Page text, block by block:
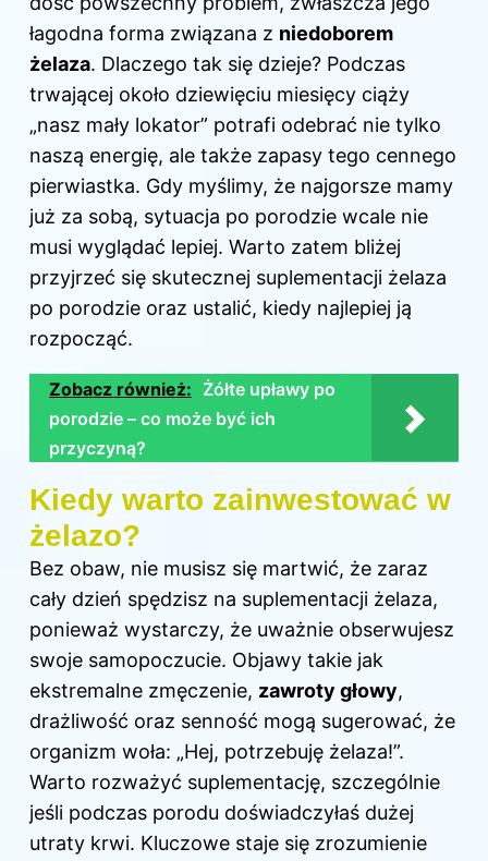
łagodna forma związana z niedoborem
żelaza. Dlaczego tak się dzieje? Podczas
trwającej około dziewięciu miesięcy ciąży
„nasz mały lokator” potrafi odebrać nie tylko
naszą energię, ale także zapasy tego cennego
pierwiastka. Gdy myślimy, że najgorsze mamy
już za sobą, sytuacja po porodzie wcale nie
musi wyglądać lepiej. Warto zatem bliżej
przyjrzeć się skutecznej suplementacji żelaza
po porodzie oraz ustalić, kiedy najlepiej ją
rozpocząć.
Zobacz również: Żółte upławy po
porodzie – co może być ich
przyczyną?
Kiedy warto zainwestować w
żelazo?
Bez obaw, nie musisz się martwić, że zaraz
cały dzień spędzisz na suplementacji żelaza,
ponieważ wystarczy, że uważnie obserwujesz
swoje samopoczucie. Objawy takie jak
ekstremalne zmęczenie, zawroty głowy,
drażliwość oraz senność mogą sugerować, że
organizm woła: „Hej, potrzebuję żelaza!”.
Warto rozważyć suplementację, szczególnie
jeśli podczas porodu doświadczyłaś dużej
utraty krwi. Kluczowe staje się zrozumienie